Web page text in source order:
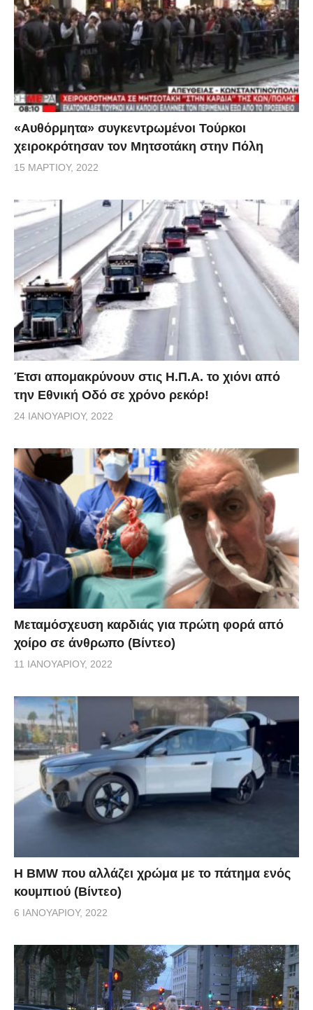
«Αυθόρμητα» συγκεντρωμένοι Τούρκοι
χειροκρότησαν τον Μητσοτάκη στην Πόλη
15 ΜΑΡΤΊΟΥ, 2022
Έτσι απομακρύνουν στις Η.Π.Α. το χιόνι από
την Εθνική Οδό σε χρόνο ρεκόρ!
24 ΙΑΝΟΥΑΡΊΟΥ, 2022
Μεταμόσχευση καρδιάς για πρώτη φορά από
χοίρο σε άνθρωπο (Βίντεο)
11 ΙΑΝΟΥΑΡΊΟΥ, 2022
Η BMW που αλλάζει χρώμα με το πάτημα ενός
κουμπιού (Βίντεο)
6 ΙΑΝΟΥΑΡΊΟΥ, 2022